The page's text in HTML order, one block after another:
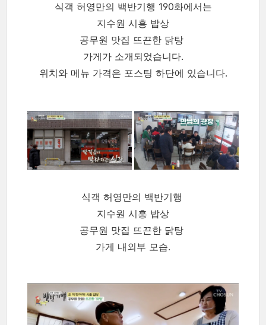
식객 허영만의 백반기행 190화에서는
지수원 시흥 밥상
공무원 맛집 뜨끈한 닭탕
가게가 소개되었습니다.
위치와 메뉴 가격은 포스팅 하단에 있습니다.
식객 허영만의 백반기행
지수원 시흥 밥상
공무원 맛집 뜨끈한 닭탕
가게 내외부 모습.